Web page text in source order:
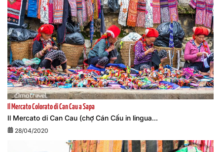
Il Mercato Colorato di Can Cau a Sapa
Il Mercato di Can Cau (chợ Cán Cấu in lingua...
28/04/2020